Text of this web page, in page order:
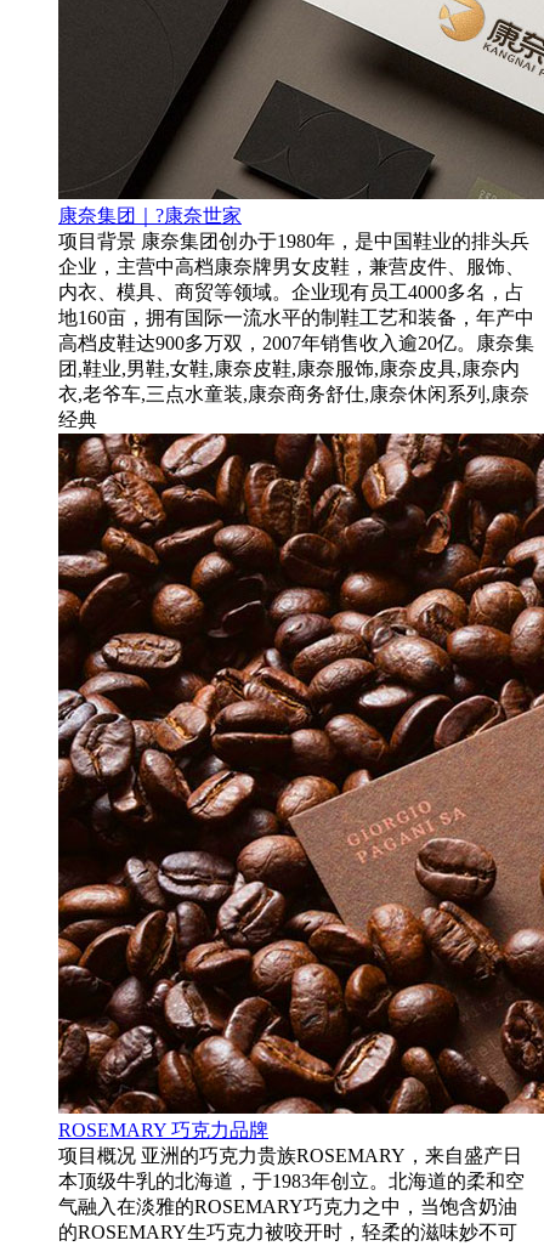
康奈集团｜?康奈世家
项目背景 康奈集团创办于1980年，是中国鞋业的排头兵
企业，主营中高档康奈牌男女皮鞋，兼营皮件、服饰、
内衣、模具、商贸等领域。企业现有员工4000多名，占
地160亩，拥有国际一流水平的制鞋工艺和装备，年产中
高档皮鞋达900多万双，2007年销售收入逾20亿。康奈集
团,鞋业,男鞋,女鞋,康奈皮鞋,康奈服饰,康奈皮具,康奈内
衣,老爷车,三点水童装,康奈商务舒仕,康奈休闲系列,康奈
经典
ROSEMARY 巧克力品牌
项目概况 亚洲的巧克力贵族ROSEMARY，来自盛产日
本顶级牛乳的北海道，于1983年创立。北海道的柔和空
气融入在淡雅的ROSEMARY巧克力之中，当饱含奶油
的ROSEMARY生巧克力被咬开时，轻柔的滋味妙不可